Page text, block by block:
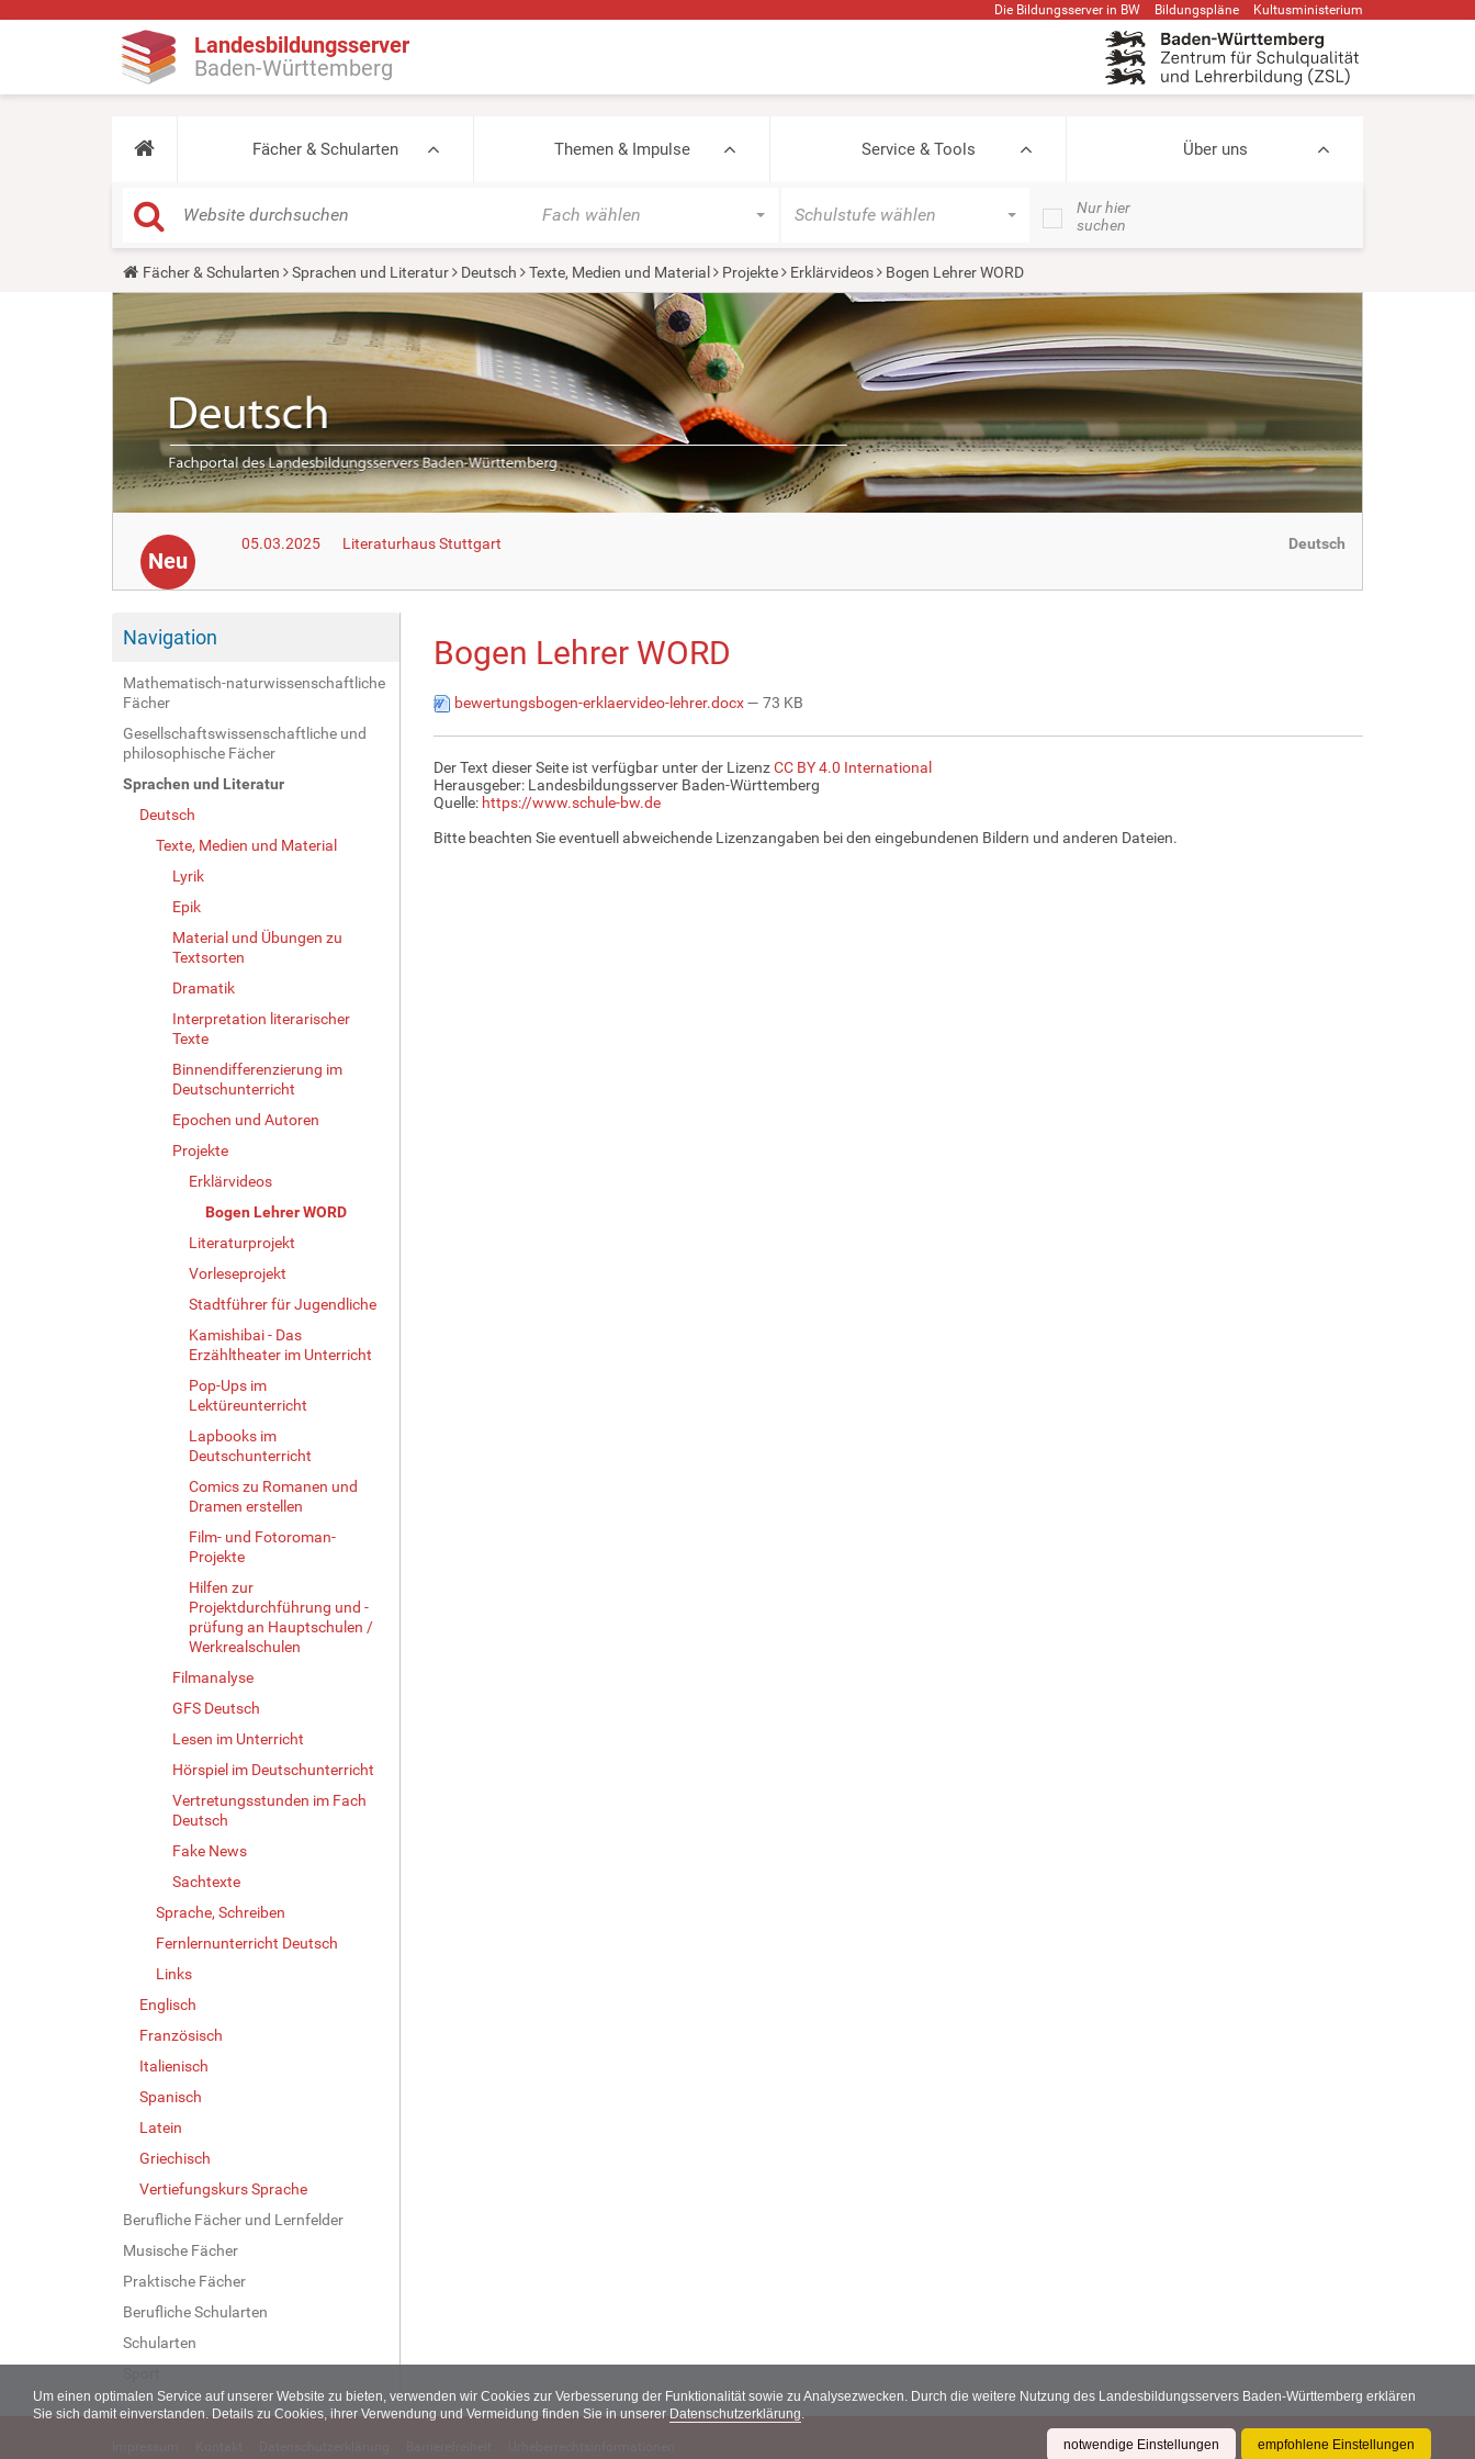
Um einen optimalen Service auf unserer Website zu bieten, verwenden wir Cookies zur Verbesserung der Funktionalität sowie zu Analysezwecken. Durch die weitere Nutzung des Landesbildungsservers Baden-Württemberg erklären
Sie sich damit einverstanden. Details zu Cookies, ihrer Verwendung und Vermeidung finden Sie in unserer Datenschutzerklärung.
notwendige Einstellungen
empfohlene Einstellungen
Die Bildungsserver in BW Bildungspläne Kultusministerium
Landesbildungsserver
Baden-Württemberg
Fächer & Schularten Themen & Impulse Service & Tools Über uns
Fach wählen Schulstufe wählen
Nur hier
suchen
Y
o
a
r
e
Fächer & Schularten Sprachen und Literatur Deutsch Texte, Medien und Material Projekte Erklärvideos Bogen Lehrer WORD
Neu
05.03.2025 Literaturhaus Stuttgart Deutsch
Navigation
Mathematisch-naturwissenschaftliche
Fächer
Gesellschaftswissenschaftliche und
philosophische Fächer
Sprachen und Literatur
Deutsch
Texte, Medien und Material
Lyrik
Epik
Material und Übungen zu
Textsorten
Dramatik
Interpretation literarischer
Texte
Binnendifferenzierung im
Deutschunterricht
Epochen und Autoren
Projekte
Erklärvideos
Bogen Lehrer WORD
Literaturprojekt
Vorleseprojekt
Stadtführer für Jugendliche
Kamishibai - Das
Erzähltheater im Unterricht
Pop-Ups im
Lektüreunterricht
Lapbooks im
Deutschunterricht
Comics zu Romanen und
Dramen erstellen
Film- und Fotoroman-
Projekte
Hilfen zur
Projektdurchführung und -
prüfung an Hauptschulen /
Werkrealschulen
Filmanalyse
GFS Deutsch
Lesen im Unterricht
Hörspiel im Deutschunterricht
Vertretungsstunden im Fach
Deutsch
Fake News
Sachtexte
Sprache, Schreiben
Fernlernunterricht Deutsch
Links
Englisch
Französisch
Italienisch
Spanisch
Latein
Griechisch
Vertiefungskurs Sprache
Berufliche Fächer und Lernfelder
Musische Fächer
Praktische Fächer
Berufliche Schularten
Schularten
Bogen Lehrer WORD
bewertungsbogen-erklaervideo-lehrer.docx— 73 KB
Der Text dieser Seite ist verfügbar unter der LizenzCC BY 4.0 International
Herausgeber: Landesbildungsserver Baden-Württemberg
Quelle: https://www.schule-bw.de
Bitte beachten Sie eventuell abweichende Lizenzangaben bei den eingebundenen Bildern und anderen Dateien.